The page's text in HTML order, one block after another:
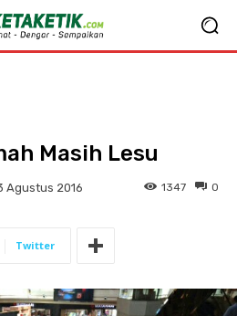
Masih Lesu
Agustus 2016 0
1347
Twitter